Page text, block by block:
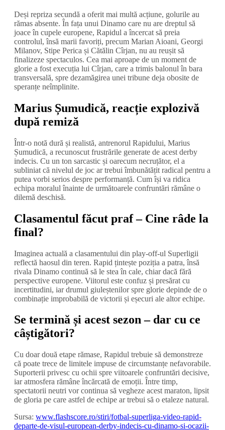
Deși repriza secundă a oferit mai multă acțiune, golurile au
rămas absente. În fața unui Dinamo care nu are dreptul să
joace în cupele europene, Rapidul a încercat să preia
controlul, însă marii favoriți, precum Marian Aioani, Georgi
Milanov, Stipe Perica și Cătălin Cîrjan, nu au reușit să
finalizeze spectaculos. Cea mai aproape de un moment de
glorie a fost execuția lui Cîrjan, care a trimis balonul în bara
transversală, spre dezamăgirea unei tribune deja obosite de
speranțe neîmplinite.
Marius Șumudică, reacție explozivă
după remiză
Într-o notă dură și realistă, antrenorul Rapidului, Marius
Șumudică, a recunoscut frustrările generate de acest derby
indecis. Cu un ton sarcastic și oarecum necruțător, el a
subliniat că nivelul de joc ar trebui îmbunătățit radical pentru a
putea vorbi serios despre performanță. Cum își va ridica
echipa moralul înainte de următoarele confruntări rămâne o
dilemă deschisă.
Clasamentul făcut praf – Cine râde la
final?
Imaginea actuală a clasamentului din play-off-ul Superligii
reflectă haosul din teren. Rapid țintește poziția a patra, însă
rivala Dinamo continuă să le stea în cale, chiar dacă fără
perspective europene. Viitorul este confuz și presărat cu
incertitudini, iar drumul giuleștenilor spre glorie depinde de o
combinație improbabilă de victorii și eșecuri ale altor echipe.
Se termină și acest sezon – dar cu ce
câștigători?
Cu doar două etape rămase, Rapidul trebuie să demonstreze
că poate trece de limitele impuse de circumstanțe nefavorabile.
Suporterii privesc cu ochii spre viitoarele confruntări decisive,
iar atmosfera rămâne încărcată de emoții. Între timp,
spectatorii neutri vor continua să vegheze acest maraton, lipsit
de gloria pe care astfel de echipe ar trebui să o etaleze natural.
Sursa: www.flashscore.ro/stiri/fotbal-superliga-video-rapid-
departe-de-visul-european-derby-indecis-cu-dinamo-si-ocazii-